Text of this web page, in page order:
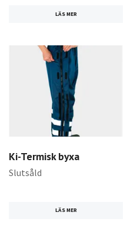
LÄS MER
Ki-Termisk byxa
Slutsåld
LÄS MER